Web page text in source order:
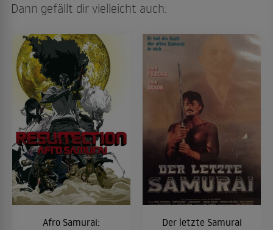
Dann gefällt dir vielleicht auch:
Afro Samurai:
Der letzte Samurai